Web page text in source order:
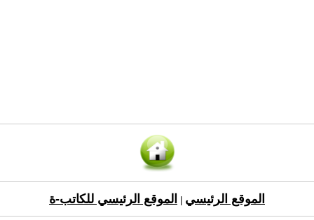
الموقع الرئيسي الموقع الرئيسي للكاتب-ة